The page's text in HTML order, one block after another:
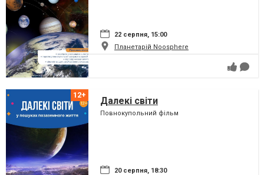
22 серпня, 15:00
Планетарій Noosphere
Далекі світи
Повнокупольний фільм
20 серпня, 18:30